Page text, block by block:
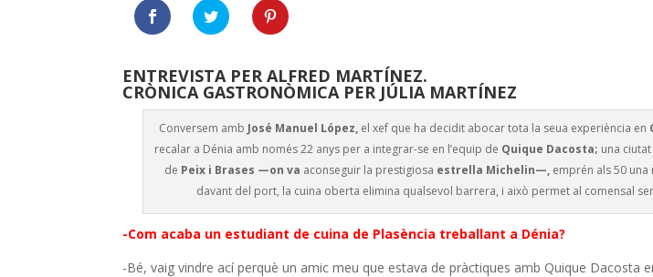
ENTREVISTA PER ALFRED MARTÍNEZ.
CRÒNICA GASTRONÒMICA PER JÚLIA MARTÍNEZ
Conversem amb José Manuel López, el xef que ha decidit abocar tota la seua experiència en
recalar a Dénia amb només 22 anys per a integrar-se en l’equip de Quique Dacosta; una
de Peix i Brases —on va aconseguir la prestigiosa estrella Michelin—, emprén als 50
davant del port, la cuina oberta elimina qualsevol barrera, i això permet al comensal
-Com acaba un estudiant de cuina de Plasència treballant a Dénia?
-Bé, vaig vindre ací perquè un amic meu que estava de pràctiques amb Quique Dacosta